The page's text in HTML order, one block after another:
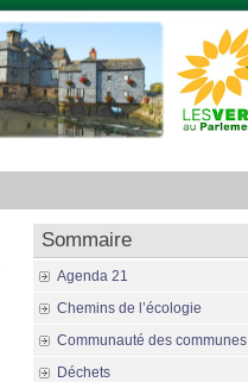
Sommaire
Agenda 21
Chemins de l’écologie
Communauté des communes
Déchets